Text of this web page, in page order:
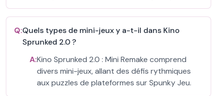
Q:Quels types de mini-jeux y a-t-il dans Kino
Sprunked 2.0 ?
A:Kino Sprunked 2.0 : Mini Remake comprend
divers mini-jeux, allant des défis rythmiques
aux puzzles de plateformes sur Spunky Jeu.